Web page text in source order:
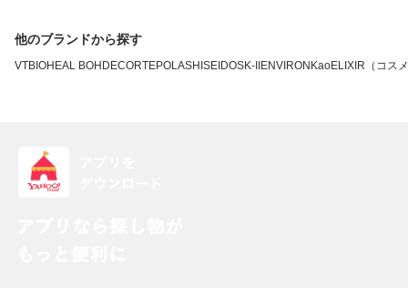
他のブランドから探す
VTBIOHEAL BOH DECORTEPOLASHISEIDOSK-II ENVIRON KaoELIXIR（コス